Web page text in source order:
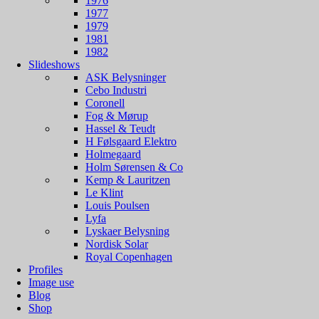
K Stellfeld
Leif Alring
Lisa Johansson-Pape
Lisbeth Brams
Louis Weisdorf
Michael Bang
Mogens Koch
Mogens Voltelen
Nils Andersen
Nils Thorsson
Ole Panton
Per Iversen
Per Lütken
Peter Avondoglio
Petur B Luthersson
Piet Hein
Poul Christiansen
Poul Gernes
Poul Henningsen
Poul Lund-Jensen
Preben Dal
1977
1979
1981
1982
Slideshows
ASK Belysninger
Cebo Industri
Coronell
Fog & Mørup
Hassel & Teudt
H Følsgaard Elektro
Holmegaard
Holm Sørensen & Co
Kemp & Lauritzen
Le Klint
Louis Poulsen
Lyfa
Lyskaer Belysning
Nordisk Solar
Royal Copenhagen
Profiles
Image use
Blog
Shop